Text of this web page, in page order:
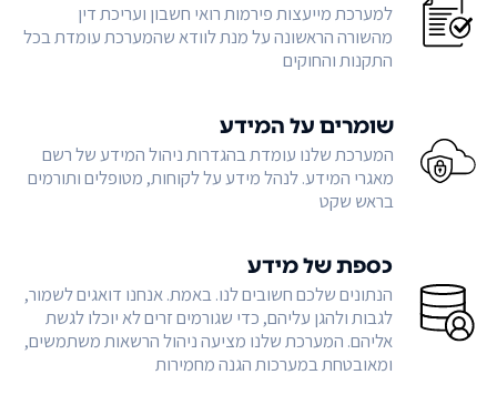
למערכת מייעצות פירמות רואי חשבון ועריכת דין
מהשורה הראשונה על מנת לוודא שהמערכת עומדת בכל
התקנות והחוקים
שומרים על המידע
המערכת שלנו עומדת בהגדרות ניהול המידע של רשם
מאגרי המידע. לנהל מידע על לקוחות, מטופלים ותורמים
בראש שקט
כספת של מידע
הנתונים שלכם חשובים לנו. באמת. אנחנו דואגים לשמור,
לגבות ולהגן עליהם, כדי שגורמים זרים לא יוכלו לגשת
אליהם. המערכת שלנו מציעה ניהול הרשאות משתמשים,
ומאובטחת במערכות הגנה מחמירות